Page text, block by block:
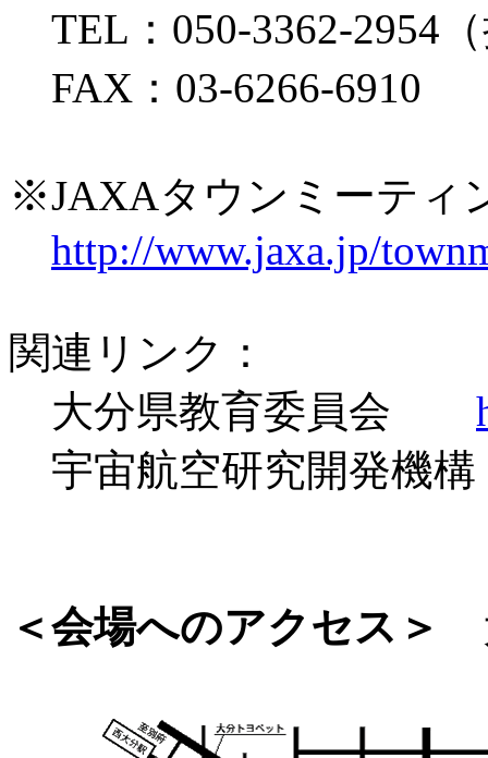
TEL：050-3362-2954
FAX：03-6266-6910
※JAXAタウンミーティ
http://www.jaxa.jp/
関連リンク：
大分県教育委員会
宇宙航空研究開発
＜会場へのアクセス＞